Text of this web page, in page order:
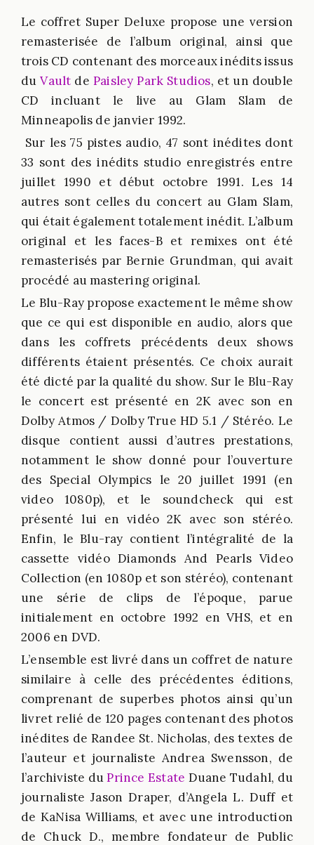
Le coffret Super Deluxe propose une version
remasterisée de l’album original, ainsi que
trois CD contenant des morceaux inédits issus
duVault de Paisley Park Studios, et un double
CD incluant le live au Glam Slam de
Minneapolis de janvier 1992.
Sur les 75 pistes audio, 47 sont inédites dont
33 sont des inédits studio enregistrés entre
juillet 1990 et début octobre 1991. Les 14
autres sont celles du concert au Glam Slam,
qui était également totalement inédit. L’album
original et les faces-B et remixes ont été
remasterisés par Bernie Grundman, qui avait
procédé au mastering original.
Le Blu-Ray propose exactement le même show
que ce qui est disponible en audio, alors que
dans les coffrets précédents deux shows
différents étaient présentés. Ce choix aurait
été dicté par la qualité du show. Sur le Blu-Ray
le concert est présenté en 2K avec son en
Dolby Atmos / Dolby True HD 5.1 / Stéréo. Le
disque contient aussi d’autres prestations,
notamment le show donné pour l’ouverture
des Special Olympics le 20 juillet 1991 (en
video 1080p), et le soundcheck qui est
présenté lui en vidéo 2K avec son stéréo.
Enfin, le Blu-ray contient l’intégralité de la
cassette vidéo Diamonds And Pearls Video
Collection (en 1080p et son stéréo), contenant
une série de clips de l’époque, parue
initialement en octobre 1992 en VHS, et en
2006 en DVD.
L’ensemble est livré dans un coffret de nature
similaire à celle des précédentes éditions,
comprenant de superbes photos ainsi qu’un
livret relié de 120 pages contenant des photos
inédites de Randee St. Nicholas, des textes de
l’auteur et journaliste Andrea Swensson, de
l’archiviste duPrince Estate Duane Tudahl, du
journaliste Jason Draper, d’Angela L. Duff et
de KaNisa Williams, et avec une introduction
de Chuck D., membre fondateur de Public